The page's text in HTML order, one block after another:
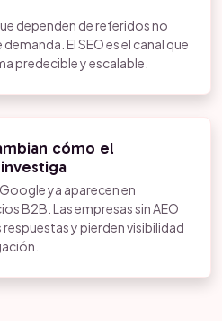
dependen de referidos no
El SEO es el canal que
predecible y escalable.
cómo el
ya aparecen en
B2B. Las empresas sin AEO
respuestas y pierden visibilidad